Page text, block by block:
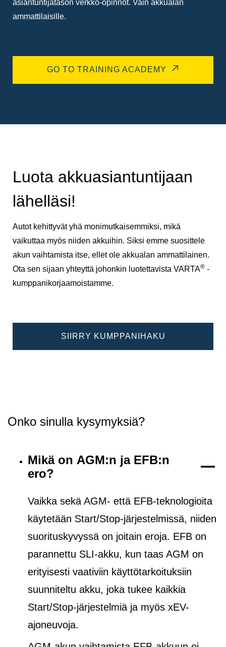
asiantuntijatason verkko-opinnot. Vain akkualan
ammattilaisille.
GO TO TRAINING ACADEMY
Luota akkuasiantuntijaan
lähelläsi!
Autot kehittyvät yhä monimutkaisemmiksi, mikä
vaikuttaa myös niiden akkuihin. Siksi emme suosittele
akun vaihtamista itse, ellet ole akkualan ammattilainen.
Ota sen sijaan yhteyttä johonkin luotettavista VARTA® -
kumppanikorjaamoistamme.
SIIRRY KUMPPANIHAKU
Onko sinulla kysymyksiä?
Mikä on AGM:n ja EFB:n
ero?
Vaikka sekä AGM- että EFB-teknologioita
käytetään Start/Stop-järjestelmissä, niiden
suorituskyvyssä on joitain eroja. EFB on
parannettu SLI-akku, kun taas AGM on
erityisesti vaativiin käyttötarkoituksiin
suunniteltu akku, joka tukee kaikkia
Start/Stop-järjestelmiä ja myös xEV-
ajoneuvoja.